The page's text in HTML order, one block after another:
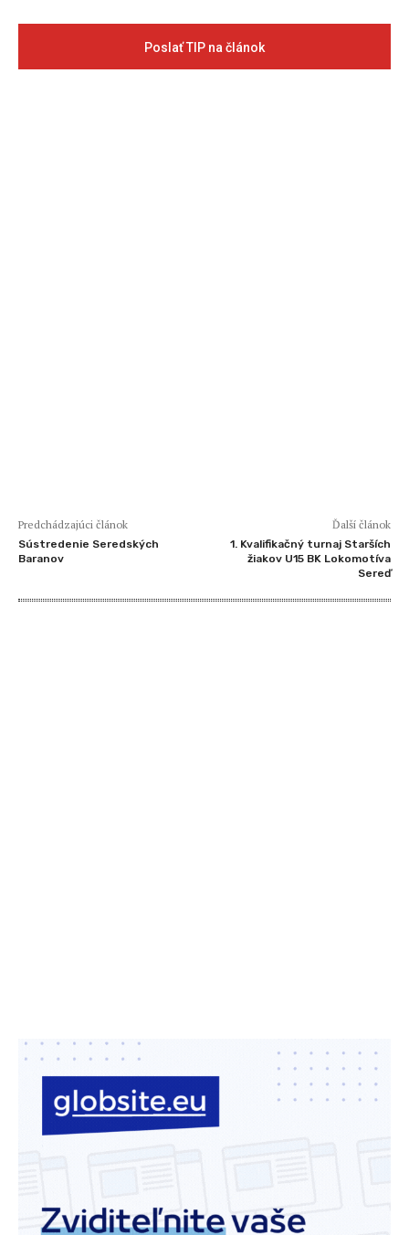
Poslať TIP na článok
Predchádzajúci článok
Sústredenie Seredských
Baranov
Ďalší článok
1. Kvalifikačný turnaj Starších
žiakov U15 BK Lokomotíva
Sereď